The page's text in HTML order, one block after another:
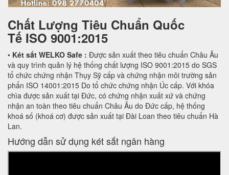
Chất Lượng Tiêu Chuẩn Quốc
Tế ISO 9001:2015
• Két sắt WELKO Safe : Được sản xuất theo tiêu chuẩn Châu Âu
và quy trình quản lý hệ thống chất lượng ISO 9001:2015 do SGS
tổ chức chứng nhận Thụy Sỹ cấp và chứng nhận môi trường sản
phẩn ISO 14001:2015 Do tổ chức chứng nhận Úc cấp. Với khóa
chìa được sản xuất tại Đức, có chứng nhận xuất xứ và chứng
nhận an toàn theo tiêu chuẩn Châu Âu do Đức cấp, hệ thống
khoá số (khoá cơ) được sản xuất tại Đài Loan theo tiêu chuẩn Hà
Lan.
Hướng dẫn sử dụng két sắt ngân hàng